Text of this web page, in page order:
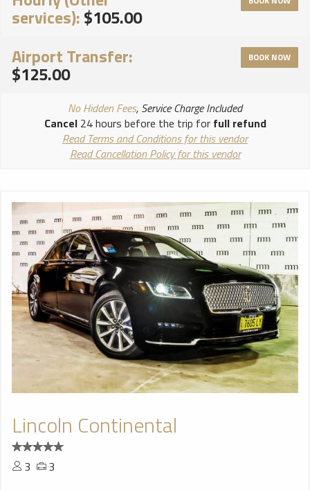
services):$105.00
Airport Transfer:
$125.00
BOOK NOW
No Hidden Fees, Service Charge Included
Cancel24 hours before the trip for full refund
Read Terms and Conditions for this vendor
Read Cancellation Policy for this vendor
Lincoln Continental
3
3